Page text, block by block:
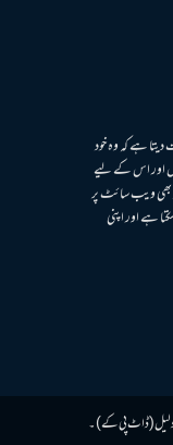
ہے کہ وہ خود
اور اس کے لیے
بھی ویب سائٹ پر
ہے اور اپنی